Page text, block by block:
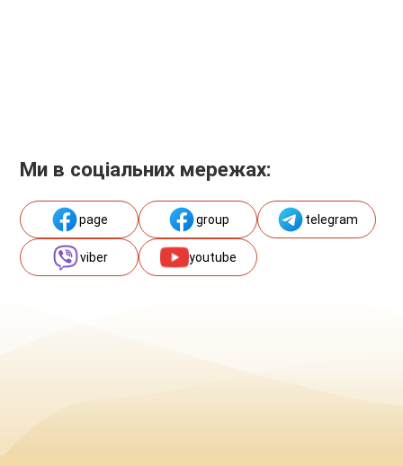
Ми в соціальних мережах:
page group telegram
viber youtube